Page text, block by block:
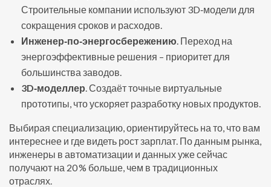
Строительные компании используют 3D‑модели для
сокращения сроков и расходов.
Инженер‑по‑энергосбережению. Переход на
энергоэффективные решения – приоритет для
большинства заводов.
3D‑моделлер. Создаёт точные виртуальные
прототипы, что ускоряет разработку новых продуктов.
Выбирая специализацию, ориентируйтесь на то, что вам
интереснее и где видеть рост зарплат. По данным рынка,
инженеры в автоматизации и данных уже сейчас
получают на 20 % больше, чем в традиционных
отраслях.